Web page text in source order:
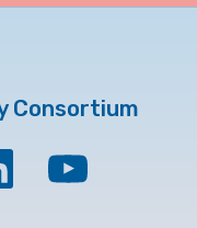
Consortium